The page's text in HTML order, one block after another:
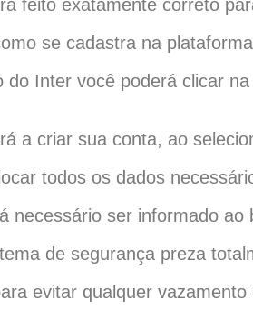
feito exatamente correto
se cadastra na
Inter você poderá clicar
a criar sua conta, ao
todos os dados
necessário ser informado
de segurança preza
evitar qualquer